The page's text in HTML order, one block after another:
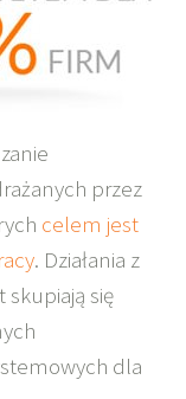
przez
celem jest
. Działania z
się
dla